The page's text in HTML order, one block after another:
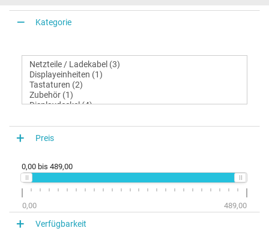
Kategorie
Preis
0,00 bis 489,00
0,00 489,00
Verfügbarkeit